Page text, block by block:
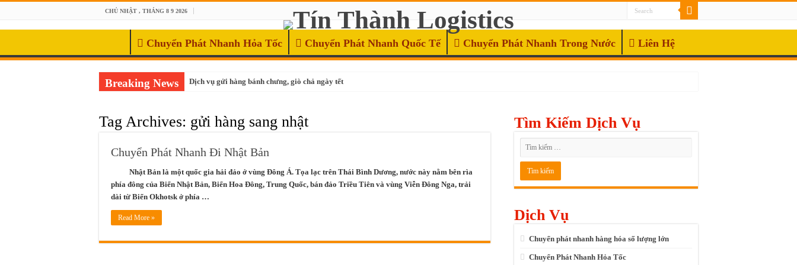
CHỦ NHẬT , THÁNG 8 9 2026
Chuyển Phát Nhanh Hỏa Tốc Chuyển Phát Nhanh Quốc Tế Chuyển Phát Nhanh Trong Nước Liên Hệ
Breaking News Dịch vụ gửi hàng bánh chưng, giò chả ngày tết
Chuyển phát nhanh hỏa tốc trước 9h00 sáng
Hỏa Tốc Giao Nhận Trong Ngày
Tag Archives: gửi hàng sang nhật
Chuyển Phát Nhanh Đi Nhật Bản
Nhật Bản là một quốc gia hải đảo ở vùng Đông Á. Tọa lạc trên Thái Bình Dương, nước này nằm bên rìa
phía đông của Biển Nhật Bản, Biển Hoa Đông, Trung Quốc, bán đảo Triều Tiên và vùng Viễn Đông Nga, trải
dài từ Biển Okhotsk ở phía …
Read More »
Tìm Kiếm Dịch Vụ
Dịch Vụ
Chuyển phát nhanh hàng hóa số lượng lớn
Chuyển Phát Nhanh Hỏa Tốc